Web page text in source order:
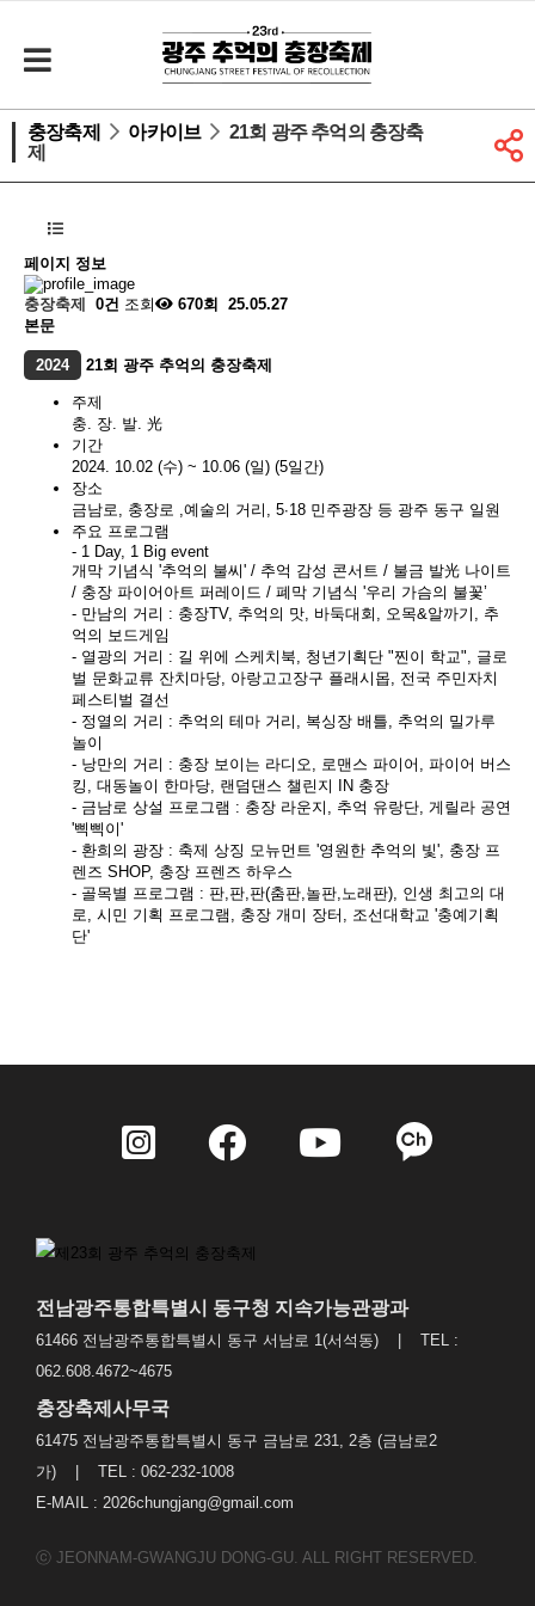
충장축제 아카이브
21회 광주 추억의 충장축
제
페이지 정보
충장축제 0건 조회 670회
25.05.27
본문
2024 21회 광주 추억의 충장축제
주제
충. 장. 발. 光
기간
2024. 10.02 (수) ~ 10.06 (일) (5일간)
장소
금남로, 충장로 ,예술의 거리, 5∙18 민주광장 등 광주 동구 일원
주요 프로그램
- 1 Day, 1 Big event
개막 기념식 '추억의 불씨' / 추억 감성 콘서트 / 불금 발光 나이트
/ 충장 파이어아트 퍼레이드 / 폐막 기념식 '우리 가슴의 불꽃’
- 만남의 거리 : 충장TV, 추억의 맛, 바둑대회, 오목&알까기, 추
억의 보드게임
- 열광의 거리 : 길 위에 스케치북, 청년기획단 "찐이 학교", 글로
벌 문화교류 잔치마당, 아랑고고장구 플래시몹, 전국 주민자치
페스티벌 결선
- 정열의 거리 : 추억의 테마 거리, 복싱장 배틀, 추억의 밀가루
놀이
- 낭만의 거리 : 충장 보이는 라디오, 로맨스 파이어, 파이어 버스
킹, 대동놀이 한마당, 랜덤댄스 챌린지 IN 충장
- 금남로 상설 프로그램 : 충장 라운지, 추억 유랑단, 게릴라 공연
'삑삑이'
- 환희의 광장 : 축제 상징 모뉴먼트 '영원한 추억의 빛', 충장 프
렌즈 SHOP, 충장 프렌즈 하우스
- 골목별 프로그램 : 판,판,판(춤판,놀판,노래판), 인생 최고의 대
로, 시민 기획 프로그램, 충장 개미 장터, 조선대학교 '충예기획
단'
전남광주통합특별시 동구청 지속가능관광과
61466 전남광주통합특별시 동구 서남로 1(서석동) | TEL :
062.608.4672~4675
충장축제사무국
61475 전남광주통합특별시 동구 금남로 231, 2층 (금남로2
가) | TEL : 062-232-1008
E-MAIL : 2026chungjang@gmail.com
ⓒ JEONNAM-GWANGJU DONG-GU. ALL RIGHT RESERVED.